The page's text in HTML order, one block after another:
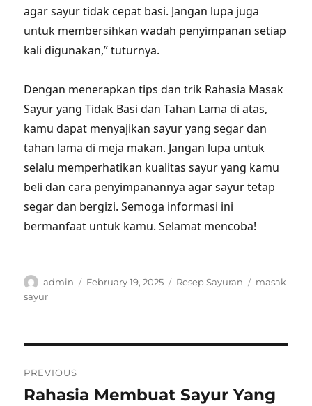
agar sayur tidak cepat basi. Jangan lupa juga
untuk membersihkan wadah penyimpanan setiap
kali digunakan,” tuturnya.
Dengan menerapkan tips dan trik Rahasia Masak
Sayur yang Tidak Basi dan Tahan Lama di atas,
kamu dapat menyajikan sayur yang segar dan
tahan lama di meja makan. Jangan lupa untuk
selalu memperhatikan kualitas sayur yang kamu
beli dan cara penyimpanannya agar sayur tetap
segar dan bergizi. Semoga informasi ini
bermanfaat untuk kamu. Selamat mencoba!
Author
admin
Posted
February 19, 2025 Categories
Resep Sayuran Tags
masak
sayur
navigation
PREVIOUS
Previous
Rahasia Membuat Sayur Yang